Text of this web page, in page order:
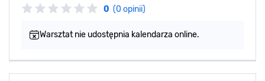
0 (0 opinii)
Warsztat nie udostępnia kalendarza online.